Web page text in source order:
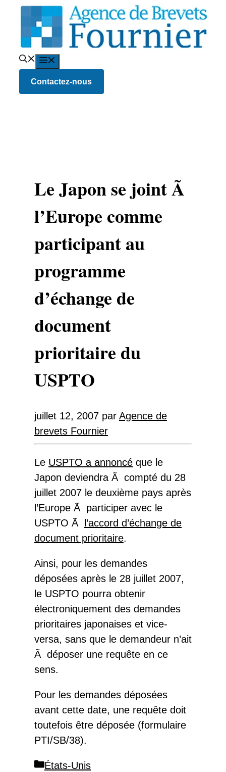
Contactez-nous
Le Japon se joint Ã
l’Europe comme
participant au
programme
d’échange de
document
prioritaire du
USPTO
juillet 12, 2007 par Agence de
brevets Fournier
Le USPTO a annoncé que le
Japon deviendra Ã compté du 28
juillet 2007 le deuxième pays après
l’Europe Ã participer avec le
USPTO Ã
l’accord d’échange de
document prioritaire.
Ainsi, pour les demandes
déposées après le 28 juillet 2007,
le USPTO pourra obtenir
électroniquement des demandes
prioritaires japonaises et vice-
versa, sans que le demandeur n’ait
Ã déposer une requête en ce
sens.
Pour les demandes déposées
avant cette date, une requête doit
toutefois être déposée (formulaire
PTI/SB/38).
Catégories
États-Unis